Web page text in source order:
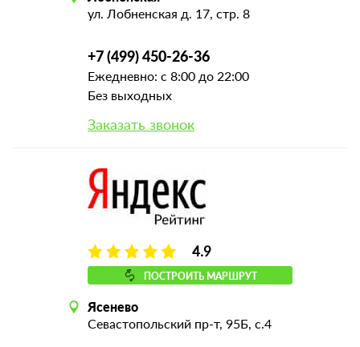
ул. Лобненская д. 17, стр. 8
+7 (499) 450-26-36
Ежедневно: с 8:00 до 22:00
Без выходных
Заказать звонок
4.9
ПОСТРОИТЬ МАРШРУТ
Ясенево
Севастопольский пр-т, 95Б, с.4